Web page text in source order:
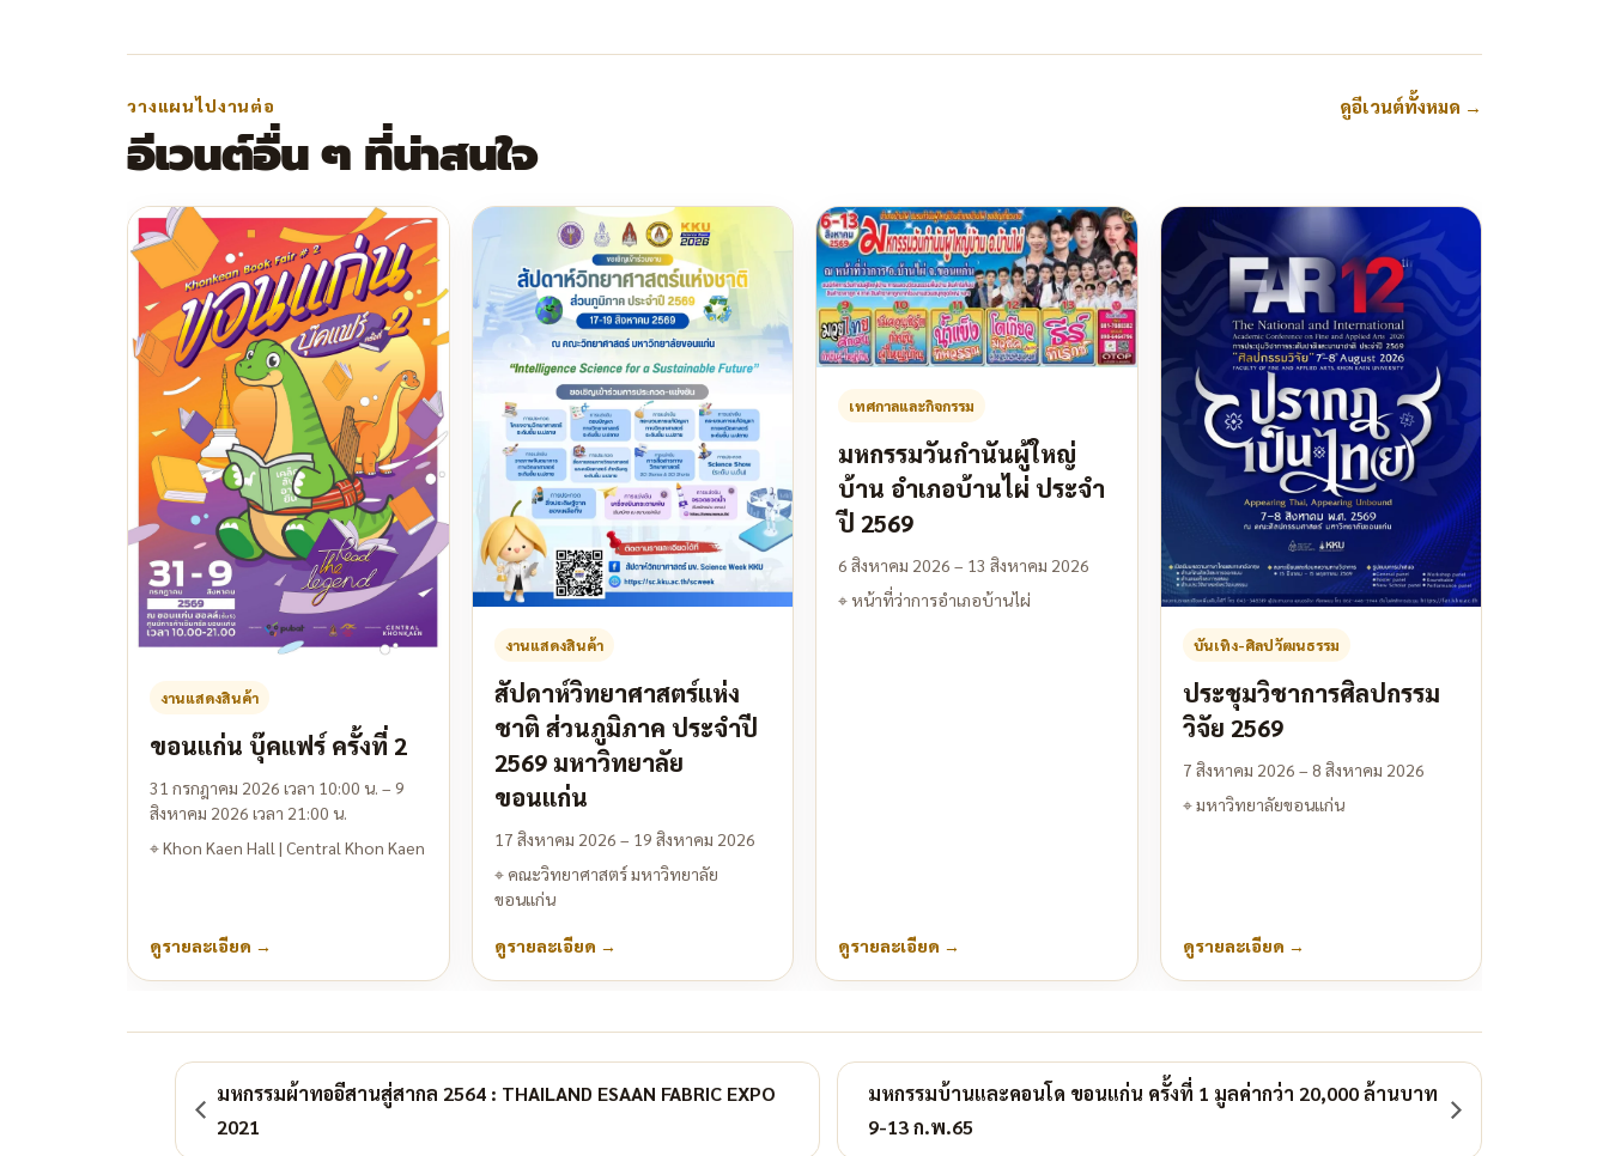
วางแผนไปงานต่อ
อีเวนต์อื่น ๆ ที่น่าสนใจ
ดูอีเวนต์ทั้งหมด →
งานแสดงสินค้า
ขอนแก่น บุ๊คแฟร์ ครั้งที่ 2
31 กรกฎาคม 2026 เวลา 10:00 น. – 9
สิงหาคม 2026 เวลา 21:00 น.
⌖Khon Kaen Hall | Central Khon Kaen
ดูรายละเอียด →
งานแสดงสินค้า
สัปดาห์วิทยาศาสตร์แห่ง
ชาติ ส่วนภูมิภาค ประจำปี
2569 มหาวิทยาลัย
ขอนแก่น
17 สิงหาคม 2026 – 19 สิงหาคม 2026
⌖คณะวิทยาศาสตร์ มหาวิทยาลัย
ขอนแก่น
ดูรายละเอียด →
เทศกาลและกิจกรรม
มหกรรมวันกำนันผู้ใหญ่
บ้าน อำเภอบ้านไผ่ ประจำ
ปี 2569
6 สิงหาคม 2026 – 13 สิงหาคม 2026
⌖ หน้าที่ว่าการอำเภอบ้านไผ่
ดูรายละเอียด →
บันเทิง-ศิลปวัฒนธรรม
ประชุมวิชาการศิลปกรรม
วิจัย 2569
7 สิงหาคม 2026 – 8 สิงหาคม 2026
⌖มหาวิทยาลัยขอนแก่น
ดูรายละเอียด →
มหกรรมผ้าทออีสานสู่สากล 2564 : THAILAND ESAAN FABRIC EXPO
2021
มหกรรมบ้านและคอนโด ขอนแก่น ครั้งที่ 1 มูลค่ากว่า 20,000 ล้านบาท
9-13 ก.พ.65